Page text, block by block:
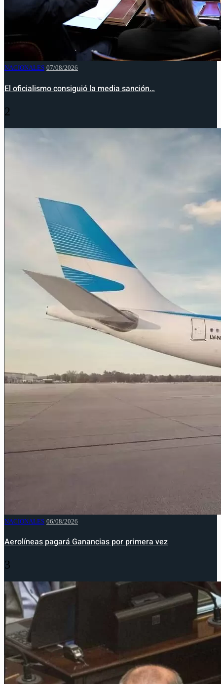
NACIONALES 07/08/2026
El oficialismo consiguió la media sanción…
2
NACIONALES 06/08/2026
Aerolíneas pagará Ganancias por primera vez
3